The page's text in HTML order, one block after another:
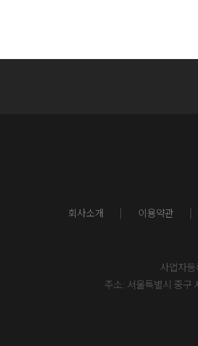
회사소개 이용약관
사업자
주소: 서울특별시 중구